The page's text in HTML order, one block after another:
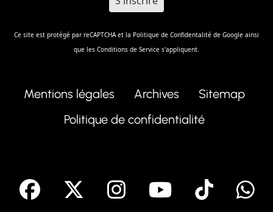
Ce site est protégé par reCAPTCHA et la Politique de Confidentalité de Google ainsi
que les Conditions de Service s'appliquent.
Mentions légales Archives
Sitemap
Politique de confidentialité
facebook Instagram
Youtube
Tik